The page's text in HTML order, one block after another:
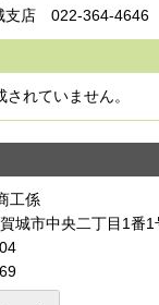
支店
022-364-4646
れていません。
工係
城市中央二丁目1番1